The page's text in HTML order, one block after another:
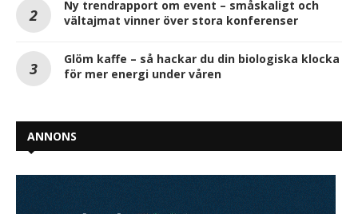
Ny trendrapport om event – småskaligt och
vältajmat vinner över stora konferenser
Glöm kaffe – så hackar du din biologiska klocka
för mer energi under våren
ANNONS